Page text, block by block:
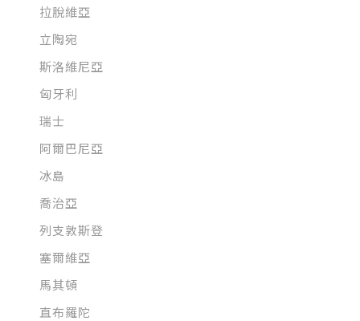
拉脫維亞
立陶宛
斯洛維尼亞
匈牙利
瑞士
阿爾巴尼亞
冰島
喬治亞
列支敦斯登
塞爾維亞
馬其頓
直布羅陀